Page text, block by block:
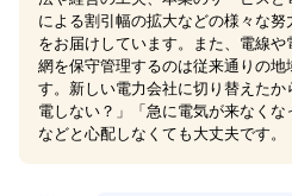
による割引幅の拡大などの様々な努
をお届けしています。また、電線や
網を保守管理するのは従来通りの地
す。新しい電力会社に切り替えたか
電しない？」「急に電気が来なくな
などと心配しなくても大丈夫です。